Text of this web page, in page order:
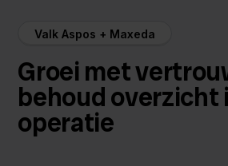
Valk Aspos + Maxeda
Groei met
behoud overzicht
operatie